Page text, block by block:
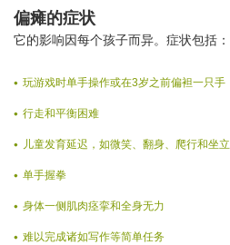
偏瘫的症状
它的影响因每个孩子而异。症状包括：
玩游戏时单手操作或在3岁之前偏袒一只手
行走和平衡困难
儿童发育延迟，如微笑、翻身、爬行和坐立
单手握拳
身体一侧肌肉痉挛和全身无力
难以完成诸如写作等简单任务